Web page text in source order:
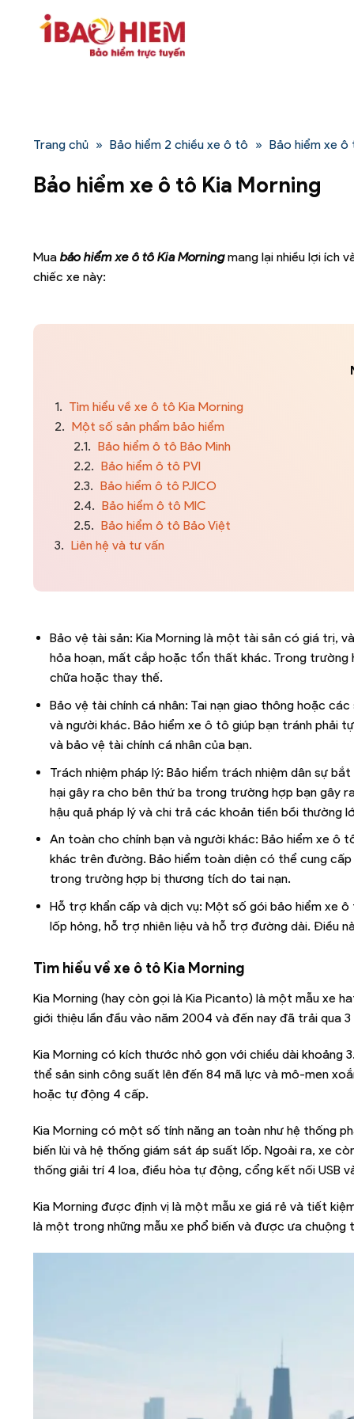
Trang chủ » Bảo hiểm 2 chiều xe ô tô » Bảo hiểm xe ô
Bảo hiểm xe ô tô Kia Morning
Mua bảo hiểm xe ô tô Kia Morningmang lại nhiều lợi ích
chiếc xe này:
1. Tìm hiểu về xe ô tô Kia Morning
2. Một số sản phẩm bảo hiểm
2.1. Bảo hiểm ô tô Bảo Minh
2.2. Bảo hiểm ô tô PVI
2.3. Bảo hiểm ô tô PJICO
2.4. Bảo hiểm ô tô MIC
2.5. Bảo hiểm ô tô Bảo Việt
3. Liên hệ và tư vấn
Bảo vệ tài sản: Kia Morning là một tài sản có giá trị,
hỏa hoạn, mất cắp hoặc tổn thất khác. Trong trường
chữa hoặc thay thế.
Bảo vệ tài chính cá nhân: Tai nạn giao thông hoặc
và người khác. Bảo hiểm xe ô tô giúp bạn tránh
và bảo vệ tài chính cá nhân của bạn.
Trách nhiệm pháp lý: Bảo hiểm trách nhiệm dân sự
hại gây ra cho bên thứ ba trong trường hợp bạn gây
hậu quả pháp lý và chi trả các khoản tiền bồi thường
An toàn cho chính bạn và người khác: Bảo hiểm xe
khác trên đường. Bảo hiểm toàn diện có thể cung
trong trường hợp bị thương tích do tai nạn.
Hỗ trợ khẩn cấp và dịch vụ: Một số gói bảo hiểm xe
lốp hỏng, hỗ trợ nhiên liệu và hỗ trợ đường dài. Điều
Tìm hiểu về xe ô tô Kia Morning
Kia Morning (hay còn gọi là Kia Picanto) là một mẫu xe
giới thiệu lần đầu vào năm 2004 và đến nay đã trải qua 3
Kia Morning có kích thước nhỏ gọn với chiều dài khoảng
thể sản sinh công suất lên đến 84 mã lực và mô-men
hoặc tự động 4 cấp.
Kia Morning có một số tính năng an toàn như hệ thống
biến lùi và hệ thống giám sát áp suất lốp. Ngoài ra, xe
thống giải trí 4 loa, điều hòa tự động, cổng kết nối USB
Kia Morning được định vị là một mẫu xe giá rẻ và tiết
là một trong những mẫu xe phổ biến và được ưa